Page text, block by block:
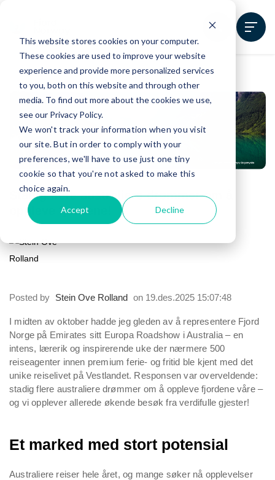
This website stores cookies on your computer.
These cookies are used to improve your website
experience and provide more personalized services
to you, both on this website and through other
media. To find out more about the cookies we use,
see our Privacy Policy.
We won't track your information when you visit
our site. But in order to comply with your
preferences, we'll have to use just one tiny
cookie so that you're not asked to make this
choice again.
Accept Decline
Stadig flere australiere drømmer om å
oppleve fjordene!
Posted by Stein Ove Rolland on 19.des.2025 15:07:48
I midten av oktober hadde jeg gleden av å representere Fjord
Norge på Emirates sitt Europa Roadshow i Australia – en
intens, lærerik og inspirerende uke der nærmere 500
reiseagenter innen premium ferie- og fritid ble kjent med det
unike reiselivet på Vestlandet. Responsen var overveldende:
stadig flere australiere drømmer om å oppleve fjordene våre –
og vi opplever allerede økende besøk fra verdifulle gjester!
Et marked med stort potensial
Australiere reiser hele året, og mange søker nå opplevelser